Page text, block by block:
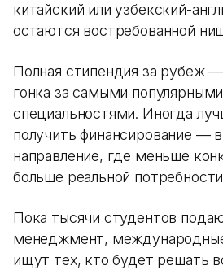
китайский или узбекский-
остаются востребованной
Полная стипендия за рубеж
гонка за самыми популярными
специальностями. Иногда
получить финансирование —
направление, где меньше
больше реальной
Пока тысячи студентов
менеджмент,
ищут тех, кто будет решать